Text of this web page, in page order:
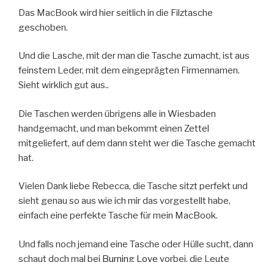
Das MacBook wird hier seitlich in die Filztasche
geschoben.
Und die Lasche, mit der man die Tasche zumacht, ist aus
feinstem Leder, mit dem eingeprägten Firmennamen.
Sieht wirklich gut aus..
Die Taschen werden übrigens alle in Wiesbaden
handgemacht, und man bekommt einen Zettel
mitgeliefert, auf dem dann steht wer die Tasche gemacht
hat.
Vielen Dank liebe Rebecca, die Tasche sitzt perfekt und
sieht genau so aus wie ich mir das vorgestellt habe,
einfach eine perfekte Tasche für mein MacBook.
Und falls noch jemand eine Tasche oder Hülle sucht, dann
schaut doch mal bei Burning Love vorbei, die Leute